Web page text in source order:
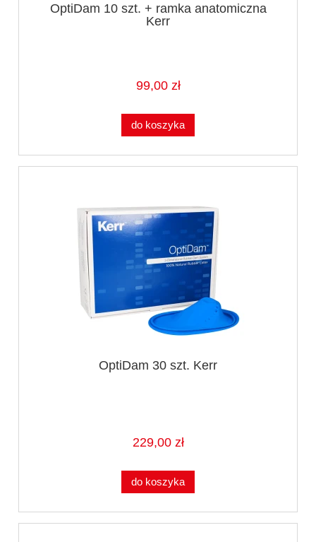
OptiDam 10 szt. + ramka anatomiczna
Kerr
99,00 zł
do koszyka
OptiDam 30 szt. Kerr
229,00 zł
do koszyka